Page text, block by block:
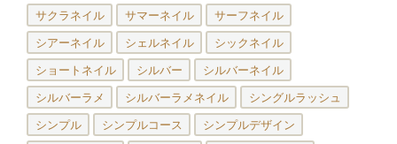
サクラネイル サマーネイル サーフネイル
シアーネイル シェルネイル シックネイル
ショートネイル シルバー シルバーネイル
シルバーラメ シルバーラメネイル シングルラッシュ
シンプル シンプルコース シンプルデザイン